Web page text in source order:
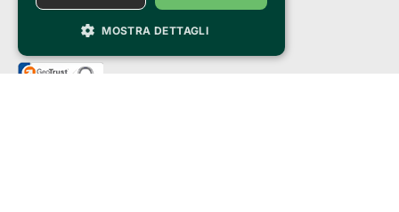
they are secure and protected by an SSL certificate
with 128-bit encryption.
MOSTRA DETTAGLI